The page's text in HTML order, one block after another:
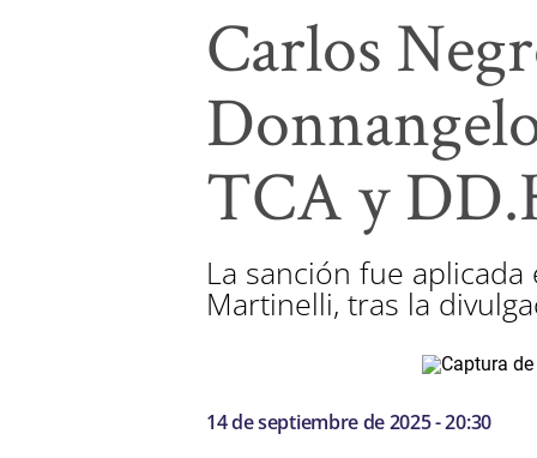
Carlos
TCA y
La sanción fue
Martinelli, tras la
14 de septiembre de 2025 - 20:30